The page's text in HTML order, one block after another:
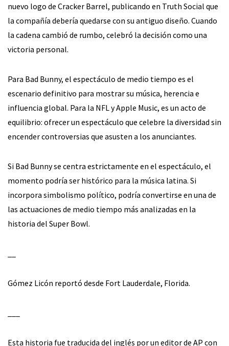
nuevo logo de Cracker Barrel, publicando en Truth Social que
la compañía debería quedarse con su antiguo diseño. Cuando
la cadena cambió de rumbo, celebró la decisión como una
victoria personal.
Para Bad Bunny, el espectáculo de medio tiempo es el
escenario definitivo para mostrar su música, herencia e
influencia global. Para la NFL y Apple Music, es un acto de
equilibrio: ofrecer un espectáculo que celebre la diversidad sin
encender controversias que asusten a los anunciantes.
Si Bad Bunny se centra estrictamente en el espectáculo, el
momento podría ser histórico para la música latina. Si
incorpora simbolismo político, podría convertirse en una de
las actuaciones de medio tiempo más analizadas en la
historia del Super Bowl.
Gómez Licón reportó desde Fort Lauderdale, Florida.
Esta historia fue traducida del inglés por un editor de AP con